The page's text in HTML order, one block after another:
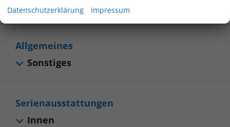
bitte unser Verkaufsteam.
Allgemeines
Sonstiges
Serienausstattungen
Innen
Datenschutzerklärung Impressum